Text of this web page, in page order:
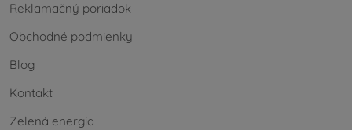
Reklamačný poriadok
Obchodné podmienky
Blog
Kontakt
Zelená energia